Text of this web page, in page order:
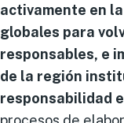
activamente en
globales para
responsables, e
de la región
responsabilidad